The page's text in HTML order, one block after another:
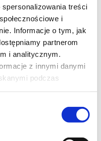
spersonalizowania treści
i
Informacje o tym, jak
partnerom
i analitycznym.
z innymi danymi
podczas
jeszcze nigdy nie był tak
ten bez wahania pozwala